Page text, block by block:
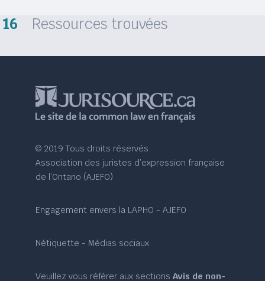
16 Ressources trouvées
© 2019 Tous droits réservés
Association des juristes d’expression française
de l’Ontario (AJEFO)
Engagement envers la LAPHO - AJEFO
Nétiquette - Médias sociaux
Veuillez vous référer aux sectionsAvis de non-